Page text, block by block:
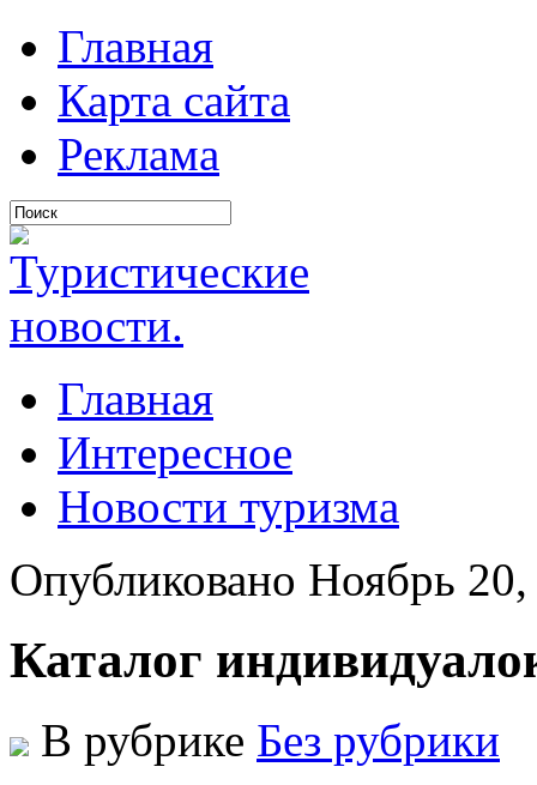
Главная
Карта сайта
Реклама
Главная
Интересное
Новости туризма
Опубликовано Ноябрь
Каталог
В рубрике Без рубрики